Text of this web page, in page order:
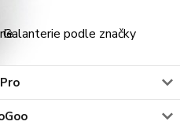
Galanterie podle značky